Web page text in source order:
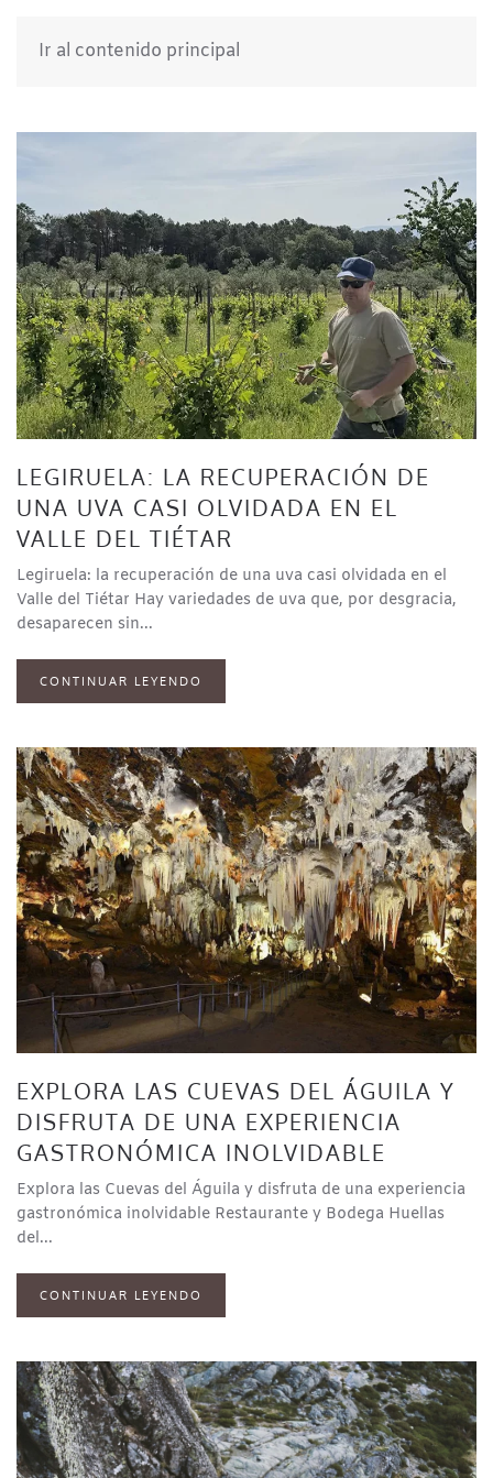
Ir al contenido principal
LEGIRUELA: LA RECUPERACIÓN DE
UNA UVA CASI OLVIDADA EN EL
VALLE DEL TIÉTAR
Legiruela: la recuperación de una uva casi olvidada en el
Valle del Tiétar Hay variedades de uva que, por desgracia,
desaparecen sin...
CONTINUAR LEYENDO
EXPLORA LAS CUEVAS DEL ÁGUILA Y
DISFRUTA DE UNA EXPERIENCIA
GASTRONÓMICA INOLVIDABLE
Explora las Cuevas del Águila y disfruta de una experiencia
gastronómica inolvidable Restaurante y Bodega Huellas
del...
CONTINUAR LEYENDO